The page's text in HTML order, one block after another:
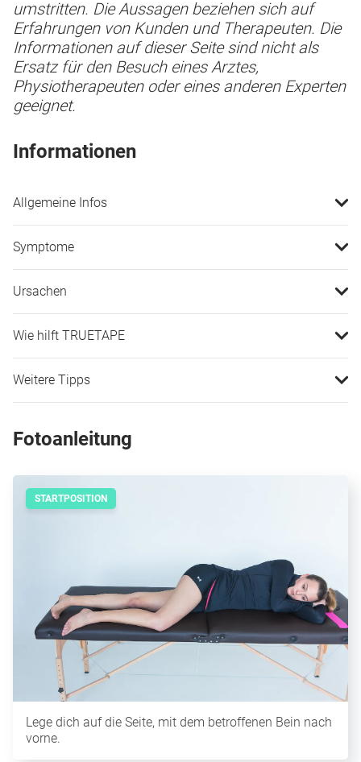
umstritten. Die Aussagen beziehen sich auf
Erfahrungen von Kunden und Therapeuten. Die
Informationen auf dieser Seite sind nicht als
Ersatz für den Besuch eines Arztes,
Physiotherapeuten oder eines anderen Experten
geeignet.
Informationen
Allgemeine Infos
Symptome
Ursachen
Wie hilft TRUETAPE
Weitere Tipps
Fotoanleitung
STARTPOSITION
Lege dich auf die Seite, mit dem betroffenen Bein nach
vorne.